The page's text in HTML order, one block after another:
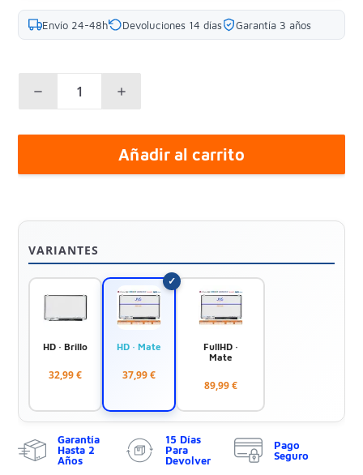
Envío 24-48h Devoluciones 14 días Garantía 3 años
Añadir al carrito
VARIANTES
HD · Brillo
32,99 €
HD · Mate
37,99 €
FullHD ·
Mate
89,99 €
Garantía
Hasta 2
Años
15 Días
Para
Devolver
Pago
Seguro